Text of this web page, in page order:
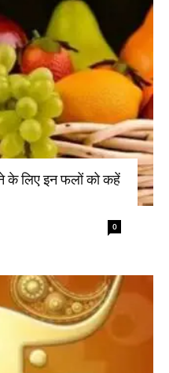
के लिए इन फलों को कहें
0